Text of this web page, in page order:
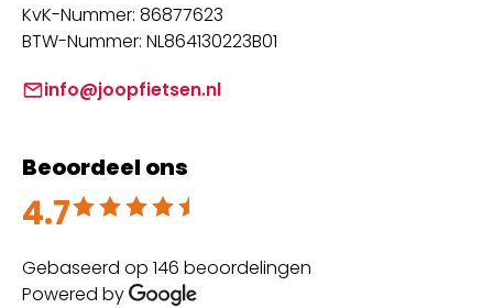
KvK-Nummer: 86877623
BTW-Nummer: NL864130223B01
info@joopfietsen.nl
Beoordeel ons
4.7
Beoordeeld met 4.7 uit 5
Gebaseerd op 146 beoordelingen
Powered by